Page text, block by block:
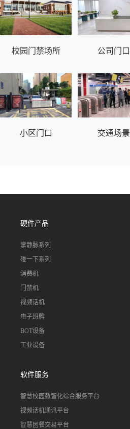
校园门禁场所 公司门口
小区门口 交通场景
硬件产品
掌静脉系列
碰一下系列
消费机
门禁机
视频话机
电子班牌
BOT设备
工业设备
软件服务
智慧校园数智化综合服务平台
视频话机通讯平台
智慧团餐交易平台